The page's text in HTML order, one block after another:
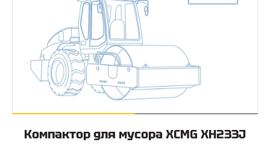
Компактор для мусора XCMG XH233J